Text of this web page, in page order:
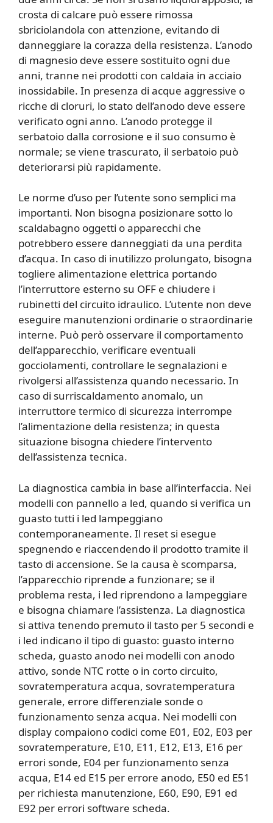
crosta di calcare può essere rimossa
sbriciolandola con attenzione, evitando di
danneggiare la corazza della resistenza. L’anodo
di magnesio deve essere sostituito ogni due
anni, tranne nei prodotti con caldaia in acciaio
inossidabile. In presenza di acque aggressive o
ricche di cloruri, lo stato dell’anodo deve essere
verificato ogni anno. L’anodo protegge il
serbatoio dalla corrosione e il suo consumo è
normale; se viene trascurato, il serbatoio può
deteriorarsi più rapidamente.
Le norme d’uso per l’utente sono semplici ma
importanti. Non bisogna posizionare sotto lo
scaldabagno oggetti o apparecchi che
potrebbero essere danneggiati da una perdita
d’acqua. In caso di inutilizzo prolungato, bisogna
togliere alimentazione elettrica portando
l’interruttore esterno su OFF e chiudere i
rubinetti del circuito idraulico. L’utente non deve
eseguire manutenzioni ordinarie o straordinarie
interne. Può però osservare il comportamento
dell’apparecchio, verificare eventuali
gocciolamenti, controllare le segnalazioni e
rivolgersi all’assistenza quando necessario. In
caso di surriscaldamento anomalo, un
interruttore termico di sicurezza interrompe
l’alimentazione della resistenza; in questa
situazione bisogna chiedere l’intervento
dell’assistenza tecnica.
La diagnostica cambia in base all’interfaccia. Nei
modelli con pannello a led, quando si verifica un
guasto tutti i led lampeggiano
contemporaneamente. Il reset si esegue
spegnendo e riaccendendo il prodotto tramite il
tasto di accensione. Se la causa è scomparsa,
l’apparecchio riprende a funzionare; se il
problema resta, i led riprendono a lampeggiare
e bisogna chiamare l’assistenza. La diagnostica
si attiva tenendo premuto il tasto per 5 secondi e
i led indicano il tipo di guasto: guasto interno
scheda, guasto anodo nei modelli con anodo
attivo, sonde NTC rotte o in corto circuito,
sovratemperatura acqua, sovratemperatura
generale, errore differenziale sonde o
funzionamento senza acqua. Nei modelli con
display compaiono codici come E01, E02, E03 per
sovratemperature, E10, E11, E12, E13, E16 per
errori sonde, E04 per funzionamento senza
acqua, E14 ed E15 per errore anodo, E50 ed E51
per richiesta manutenzione, E60, E90, E91 ed
E92 per errori software scheda.